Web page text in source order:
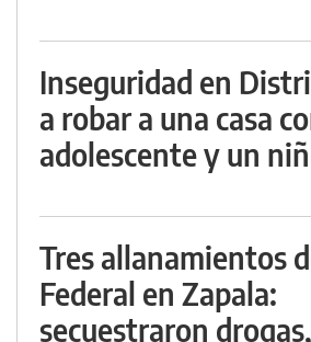
Inseguridad en
a robar a una casa
adolescente y un
Tres allanamientos
Federal en Zapala:
secuestraron